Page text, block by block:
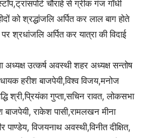
चौराहे से ग्रीक गंज गाँधी
को श्रद्धांजलि अर्पित कर लाल बाग होते
अर्पित कर यात्रा की विदाई
उत्कर्ष अवस्थी शहर अध्यक्ष सन्तोष
हरीश बाजपेयी,विश्व विजय,मनोज
श्री,प्रियंका गुप्ता,सचिन रावत, लोकसभा
बाजपेयी, राकेश पासी,रामलखन मीना
पाण्डेय, विजयनाथ अवस्थी,विनीत दीक्षित,